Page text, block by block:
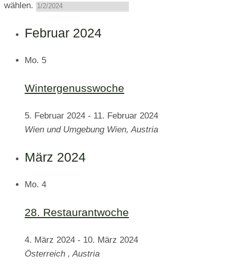
wählen.
Februar 2024
Mo. 5
Wintergenusswoche
5. Februar 2024 - 11. Februar 2024
Wien und Umgebung Wien, Austria
März 2024
Mo. 4
28. Restaurantwoche
4. März 2024 - 10. März 2024
Österreich , Austria